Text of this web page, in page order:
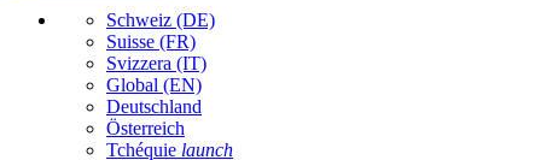
Schweiz (DE)
Suisse (FR)
Svizzera (IT)
Global (EN)
Deutschland
Österreich
Tchéquie launch